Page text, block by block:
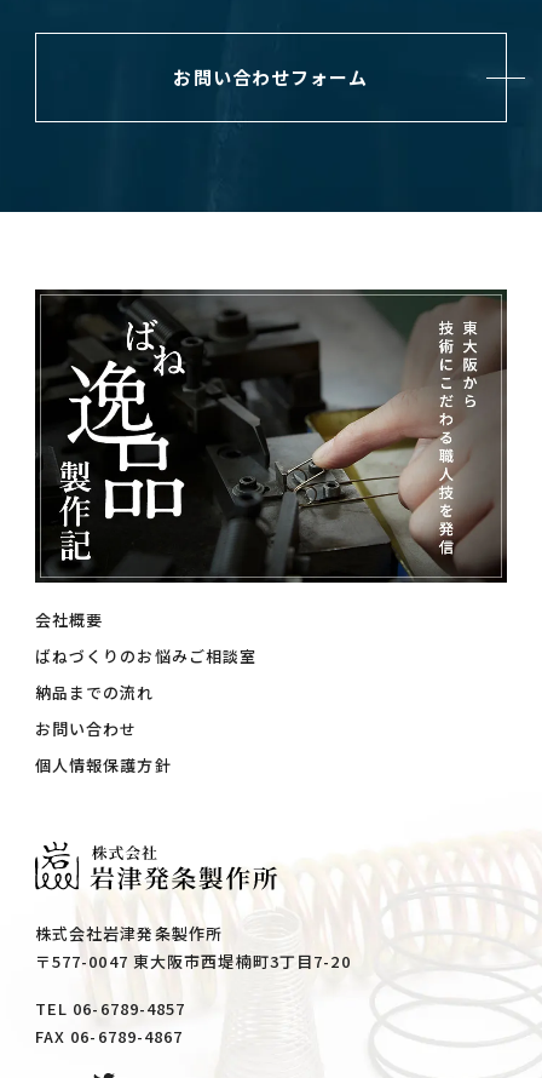
お問い合わせフォーム
会社概要
ばねづくりのお悩みご相談室
納品までの流れ
お問い合わせ
個人情報保護方針
株式会社岩津発条製作所
〒577-0047 東大阪市西堤楠町3丁目7-20
TEL 06-6789-4857
FAX 06-6789-4867